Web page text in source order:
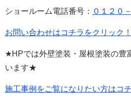
ショールーム電話番号： ０１２０
お問い合わせはコチラをクリック！
★HPでは外壁塗装・屋根塗装の豊
います★
施工事例をご覧になりたい方はコ